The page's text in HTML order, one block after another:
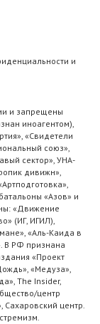
и
и запрещены
иноагентом),
«Свидетели
союз»,
сектор», УНА-
дивижн»,
«Азов» и
«Движение
(ИГ, ИГИЛ),
«Аль-Каида в
В РФ признана
«Проект
«Медуза»,
The Insider,
центр
центр.